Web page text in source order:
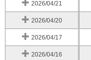
2026/04/21
2026/04/20
2026/04/17
2026/04/16